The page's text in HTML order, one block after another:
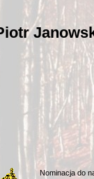
Nominacja do